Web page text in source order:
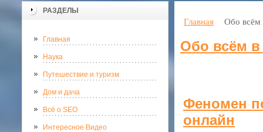
РАЗДЕЛЫ
Главная
Наука
Путешествие и туризм
Дом и дача
Всё о SEO
Интересное Видео
Главная Обо всём
Обо всём
Феномен
онлайн